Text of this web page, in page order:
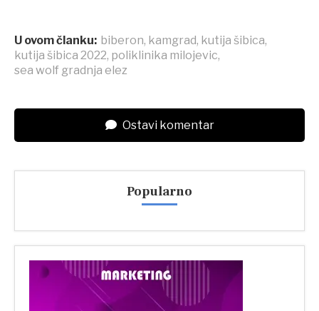
U ovom članku: biberon, kamgrad, kutija šibica,
kutija šibica 2022, poliklinika milojevic,
sea wolf gradnja elez
Ostavi komentar
Popularno